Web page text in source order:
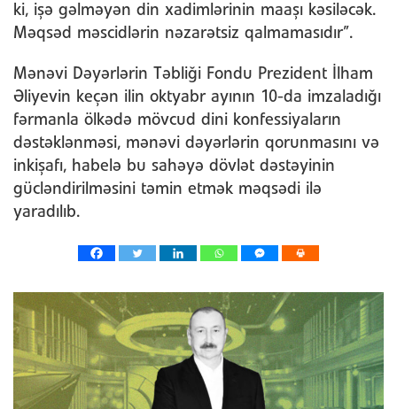
ki, işə gəlməyən din xadimlərinin maaşı kəsiləcək.
Məqsəd məscidlərin nəzarətsiz qalmamasıdır”.
Mənəvi Dəyərlərin Təbliği Fondu Prezident İlham
Əliyevin keçən ilin oktyabr ayının 10-da imzaladığı
fərmanla ölkədə mövcud dini konfessiyaların
dəstəklənməsi, mənəvi dəyərlərin qorunmasını və
inkişafı, habelə bu sahəyə dövlət dəstəyinin
gücləndirilməsini təmin etmək məqsədi ilə
yaradılıb.